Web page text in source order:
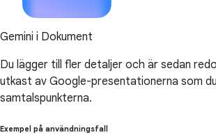
Gemini i Dokument
Du lägger till fler detaljer och är sedan
utkast av Google-presentationerna som
samtalspunkterna.
Exempel på användningsfall